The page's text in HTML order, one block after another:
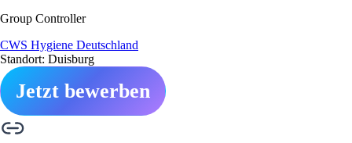
Group Controller
CWS Hygiene Deutschland
Standort: Duisburg
Jetzt bewerben